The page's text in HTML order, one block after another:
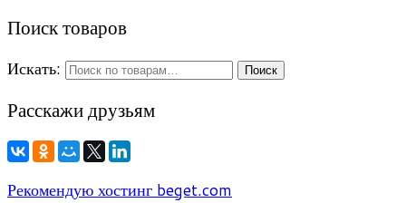
Поиск товаров
Искать:
Поиск
Расскажи друзьям
Рекомендую хостинг beget.com